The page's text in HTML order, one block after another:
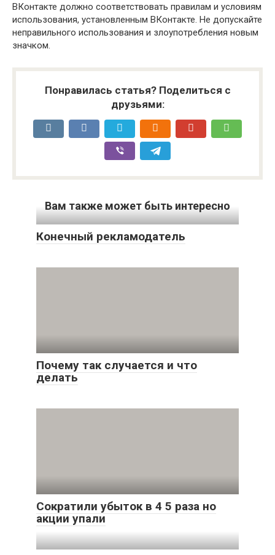
ВКонтакте должно соответствовать правилам и условиям
использования, установленным ВКонтакте. Не допускайте
неправильного использования и злоупотребления новым
значком.
Понравилась статья? Поделиться с
друзьями:
Вам также может быть интересно
Конечный рекламодатель
Почему так случается и что
делать
Сократили убыток в 4 5 раза но
акции упали